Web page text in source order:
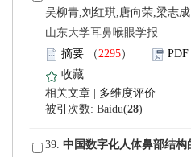
吴柳青,刘红琪,唐向荣,梁志成
山东大学耳鼻喉眼学报
）
)
39.